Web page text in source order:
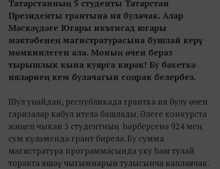
Татарстанның 5 студенты Татарстан
Президенты грантына ия булачак. Алар
Мәскәүдәге Югары икътисад югары
мәктәбенең магистратурасына бушлай керү
мөмкинлеген ала. Моның өчен бераз
тырышлык кына куярга кирәк! Бу бәхеткә
ияләрнең кем булачагын соңрак белербез.
Шул уңайдан, республикада грантка ия булу өчен
гаризалар кабул ителә башлады. Әлеге конкурста
җиңеп чыкан 5 студентның һәрберсенә 924 мең
сум күләмендә грант бирелә. Бу сумма
магистратура программасында уку һәм тулай
торакта яшәү чыгымнарын тулысынча каплаячак.